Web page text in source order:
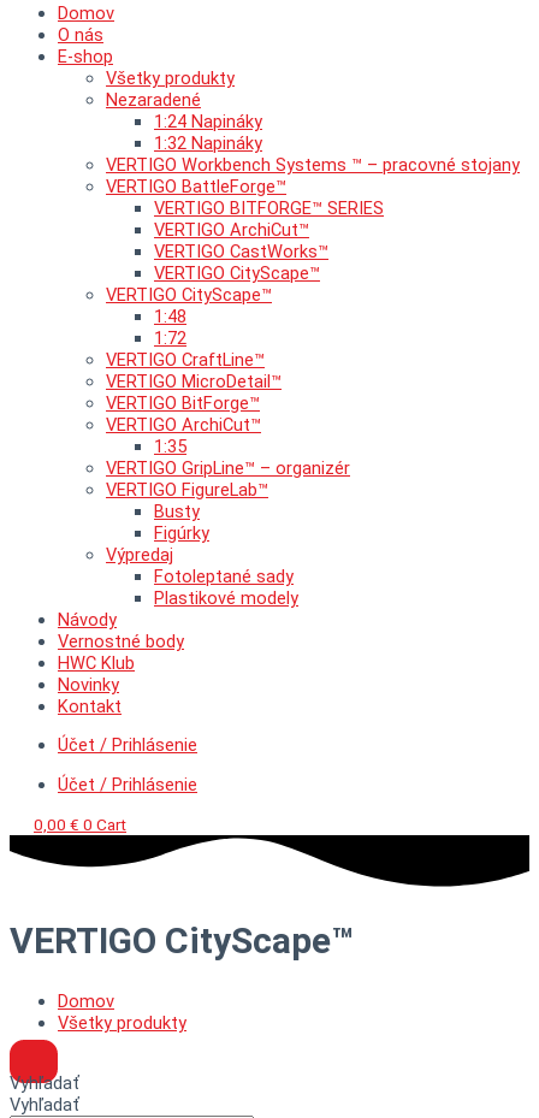
Domov
O nás
E-shop
Všetky produkty
Nezaradené
1:24 Napináky
1:32 Napináky
VERTIGO Workbench Systems ™ – pracovné stojany
VERTIGO BattleForge™
VERTIGO BITFORGE™ SERIES
VERTIGO ArchiCut™
VERTIGO CastWorks™
VERTIGO CityScape™
VERTIGO CityScape™
1:48
1:72
VERTIGO CraftLine™
VERTIGO MicroDetail™
VERTIGO BitForge™
VERTIGO ArchiCut™
1:35
VERTIGO GripLine™ – organizér
VERTIGO FigureLab™
Busty
Figúrky
Výpredaj
Fotoleptané sady
Plastikové modely
Návody
Vernostné body
HWC Klub
Novinky
Kontakt
Účet / Prihlásenie
Účet / Prihlásenie
0,00 € 0 Cart
VERTIGO CityScape™
Domov
Všetky produkty
Vyhľadať
Vyhľadať